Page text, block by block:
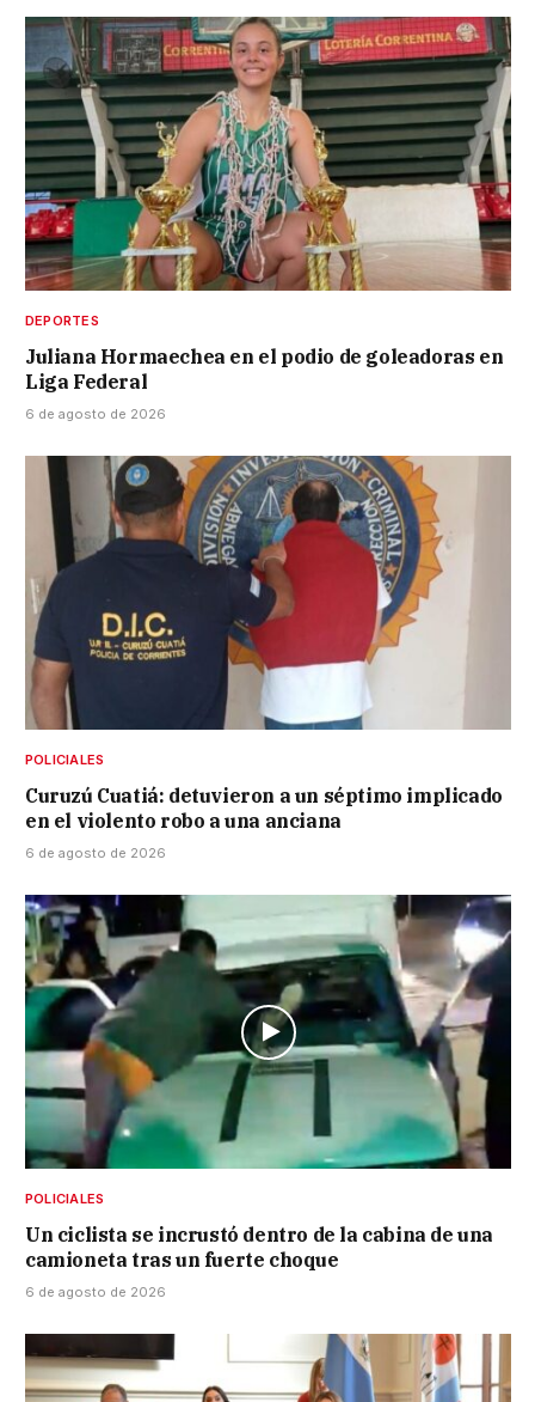
DEPORTES
Juliana Hormaechea en el podio de goleadoras en
Liga Federal
6 de agosto de 2026
POLICIALES
Curuzú Cuatiá: detuvieron a un séptimo implicado
en el violento robo a una anciana
6 de agosto de 2026
POLICIALES
Un ciclista se incrustó dentro de la cabina de una
camioneta tras un fuerte choque
6 de agosto de 2026